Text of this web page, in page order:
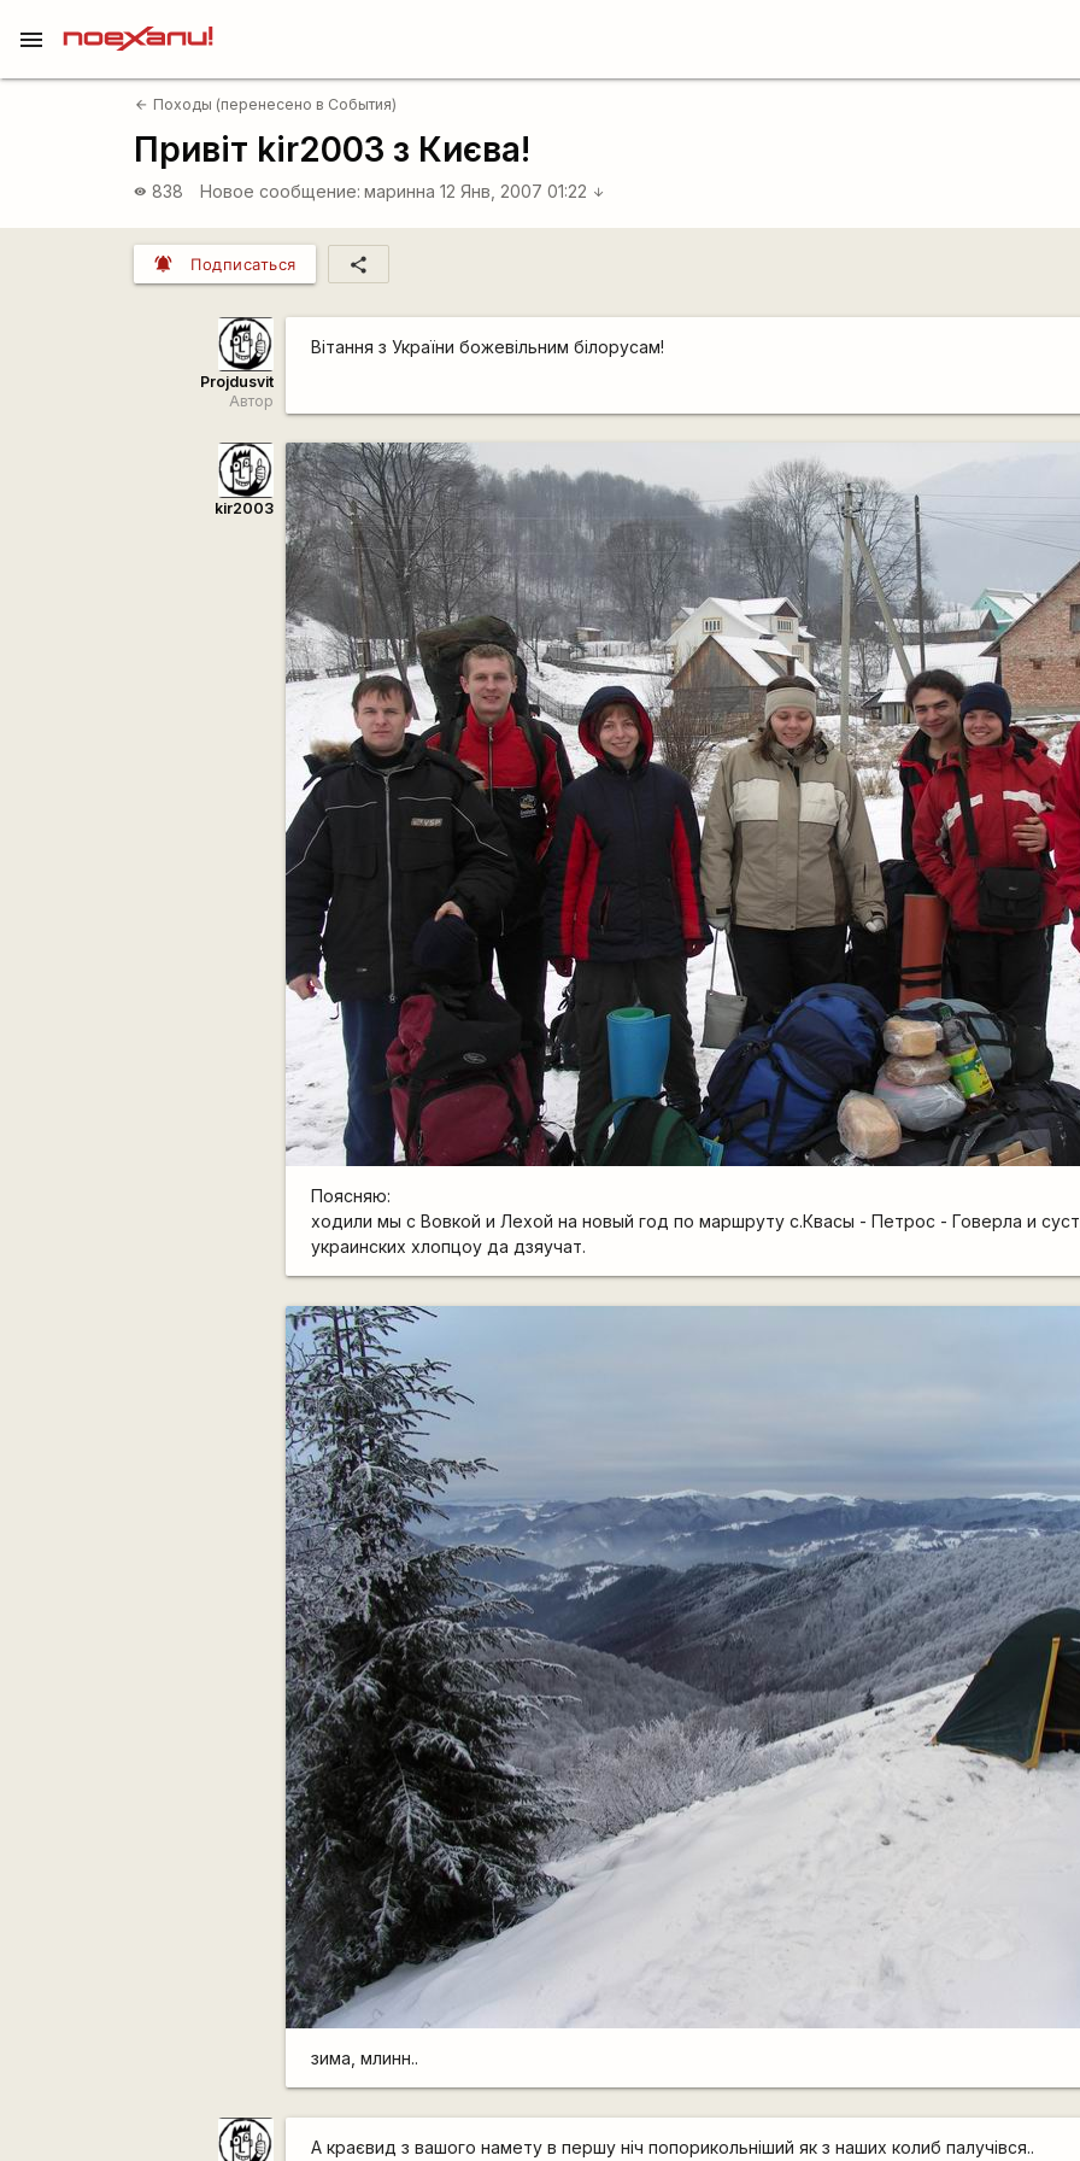
menu
arrow_back Походы (перенесено в События)
Привіт kir2003 з Києва!
visibility 838 Новое сообщение: маринна 12 Янв, 2007 01:22 arrow_downward
notifications_active Подписаться share
Projdusvit
Автор
Вітання з України божевільним білорусам!
kir2003
Поясняю:
ходили мы с Вовкой и Лехой на новый год по маршруту с.Квасы - Петрос - Говерла и
украинских хлопцоу да дзяучат.
зима, млинн..
А краєвид з вашого намету в першу ніч попорикольніший як з наших колиб палучівся..